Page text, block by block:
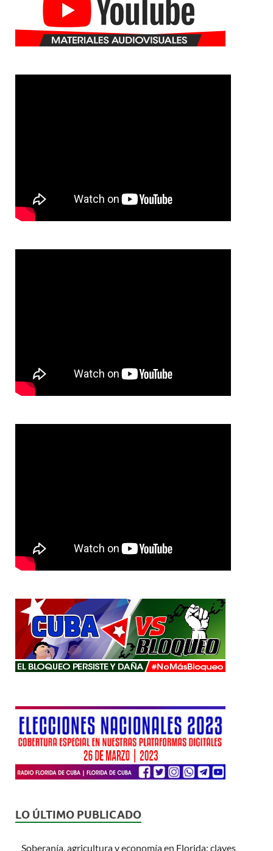
LO ÚLTIMO PUBLICADO
Soberanía, agricultura y economía en Florida: claves